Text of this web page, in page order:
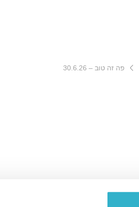
פה זה טוב – 30.6.26